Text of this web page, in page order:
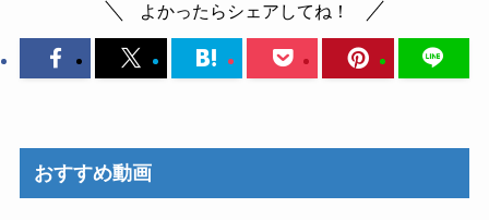
よかったらシェアしてね！
おすすめ動画